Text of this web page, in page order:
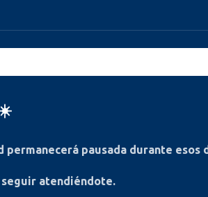
pausada durante esos
seguir atendiéndote.